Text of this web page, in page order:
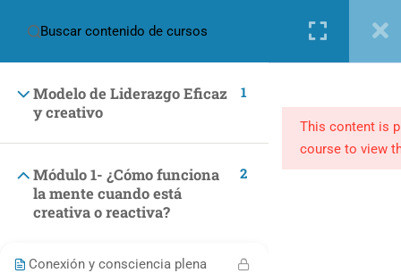
Iniciar sesión
Modelo de Liderazgo Eficaz
y creativo
1
Módulo 1- ¿Cómo funciona
la mente cuando está
creativa o reactiva?
2
Conexión y consciencia plena
This content is
course to view
(+57) 301 2680569